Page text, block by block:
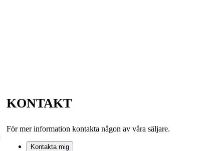
KONTAKT
För mer information kontakta någon av våra säljare.
Kontakta mig